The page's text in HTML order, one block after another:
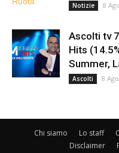
Notizie 8
Ascolti tv
Hits
Summer,
Ascolti 8
Chi siamo Lo staff
Disclaimer